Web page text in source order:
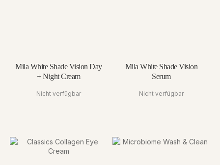
Mila White Shade Vision Day
+ Night Cream
Nicht verfügbar
Mila White Shade Vision
Serum
Nicht verfügbar